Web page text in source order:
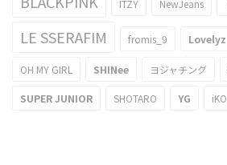
ITZY NewJeans
LE SSERAFIM fromis_9 Lovelyz
OH MY GIRL SHINee ヨジャチング
SUPER JUNIOR SHOTARO YG